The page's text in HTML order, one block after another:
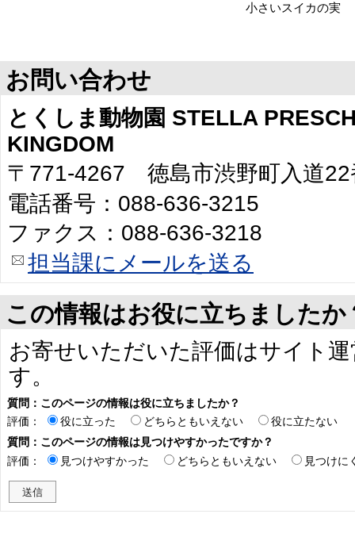
小さいスイカの実
お問い合わせ
とくしま動物園 STELLA
KINGDOM
〒771-4267 徳島市渋野町入道22
電話番号：088-636-3215
ファクス：088-636-3218
担当課にメールを送る
この情報はお役に立ちましたか
お寄せいただいた評価はサイト
す。
質問：このページの情報は役に立ちましたか？
評価：
役に立った どちらともいえない
役に立たない
質問：このページの情報は見つけやすかったですか？
評価：
見つけやすかった どちらともいえない 見つけに